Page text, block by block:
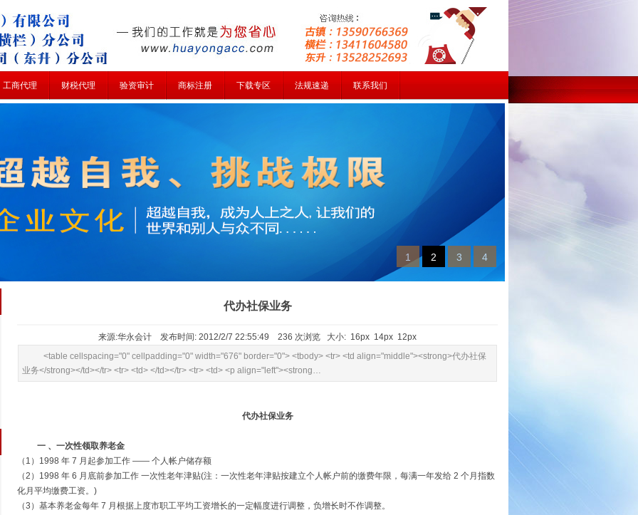
工商代理 财税代理 验资审计 商标注册 下载专区 法规速递 联系我们
1 2 3 4
代办社保业务
来源:华永会计 发布时间: 2012/2/7 22:55:49 236 次浏览 大小: 16px 14px 12px
<table cellspacing="0" cellpadding="0" width="676" border="0"> <tbody> <tr> <td align="middle"><strong>代办社保
业务</strong></td></tr> <tr> <td> </td></tr> <tr> <td> <p align="left"><strong…
代办社保业务
一 、一次性领取养老金
（1）1998 年 7 月起参加工作 —— 个人帐户储存额
（2）1998 年 6 月底前参加工作 一次性老年津贴(注：一次性老年津贴按建立个人帐户前的缴费年限，每满一年发给 2 个月指数
化月平均缴费工资。)
（3）基本养老金每年 7 月根据上度市职工平均工资增长的一定幅度进行调整，负增长时不作调整。